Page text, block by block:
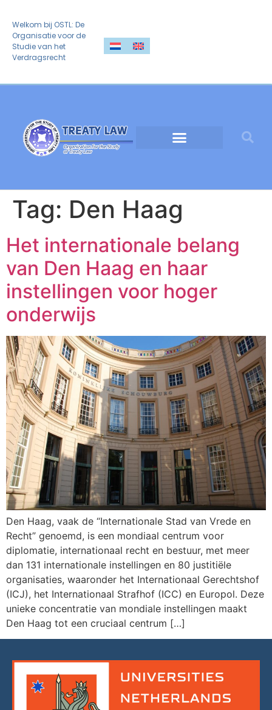
Welkom bij OSTL: De
Organisatie voor de
Studie van het
Verdragsrecht
Tag: Den Haag
Het internationale belang
van Den Haag en haar
instellingen voor hoger
onderwijs
Den Haag, vaak de “Internationale Stad van Vrede en
Recht” genoemd, is een mondiaal centrum voor
diplomatie, internationaal recht en bestuur, met meer
dan 131 internationale instellingen en 80 justitiële
organisaties, waaronder het Internationaal Gerechtshof
(ICJ), het Internationaal Strafhof (ICC) en Europol. Deze
unieke concentratie van mondiale instellingen maakt
Den Haag tot een cruciaal centrum […]